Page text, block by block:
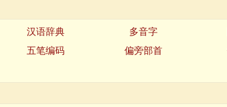
汉语辞典 多音字
五笔编码 偏旁部首